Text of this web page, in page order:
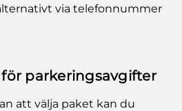
via telefonnummer
parkeringsavgifter
att välja paket kan du